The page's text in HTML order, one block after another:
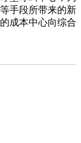
手段所带来的新
成本中心向综合